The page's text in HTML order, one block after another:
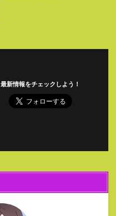
最新情報をチェックしよう！